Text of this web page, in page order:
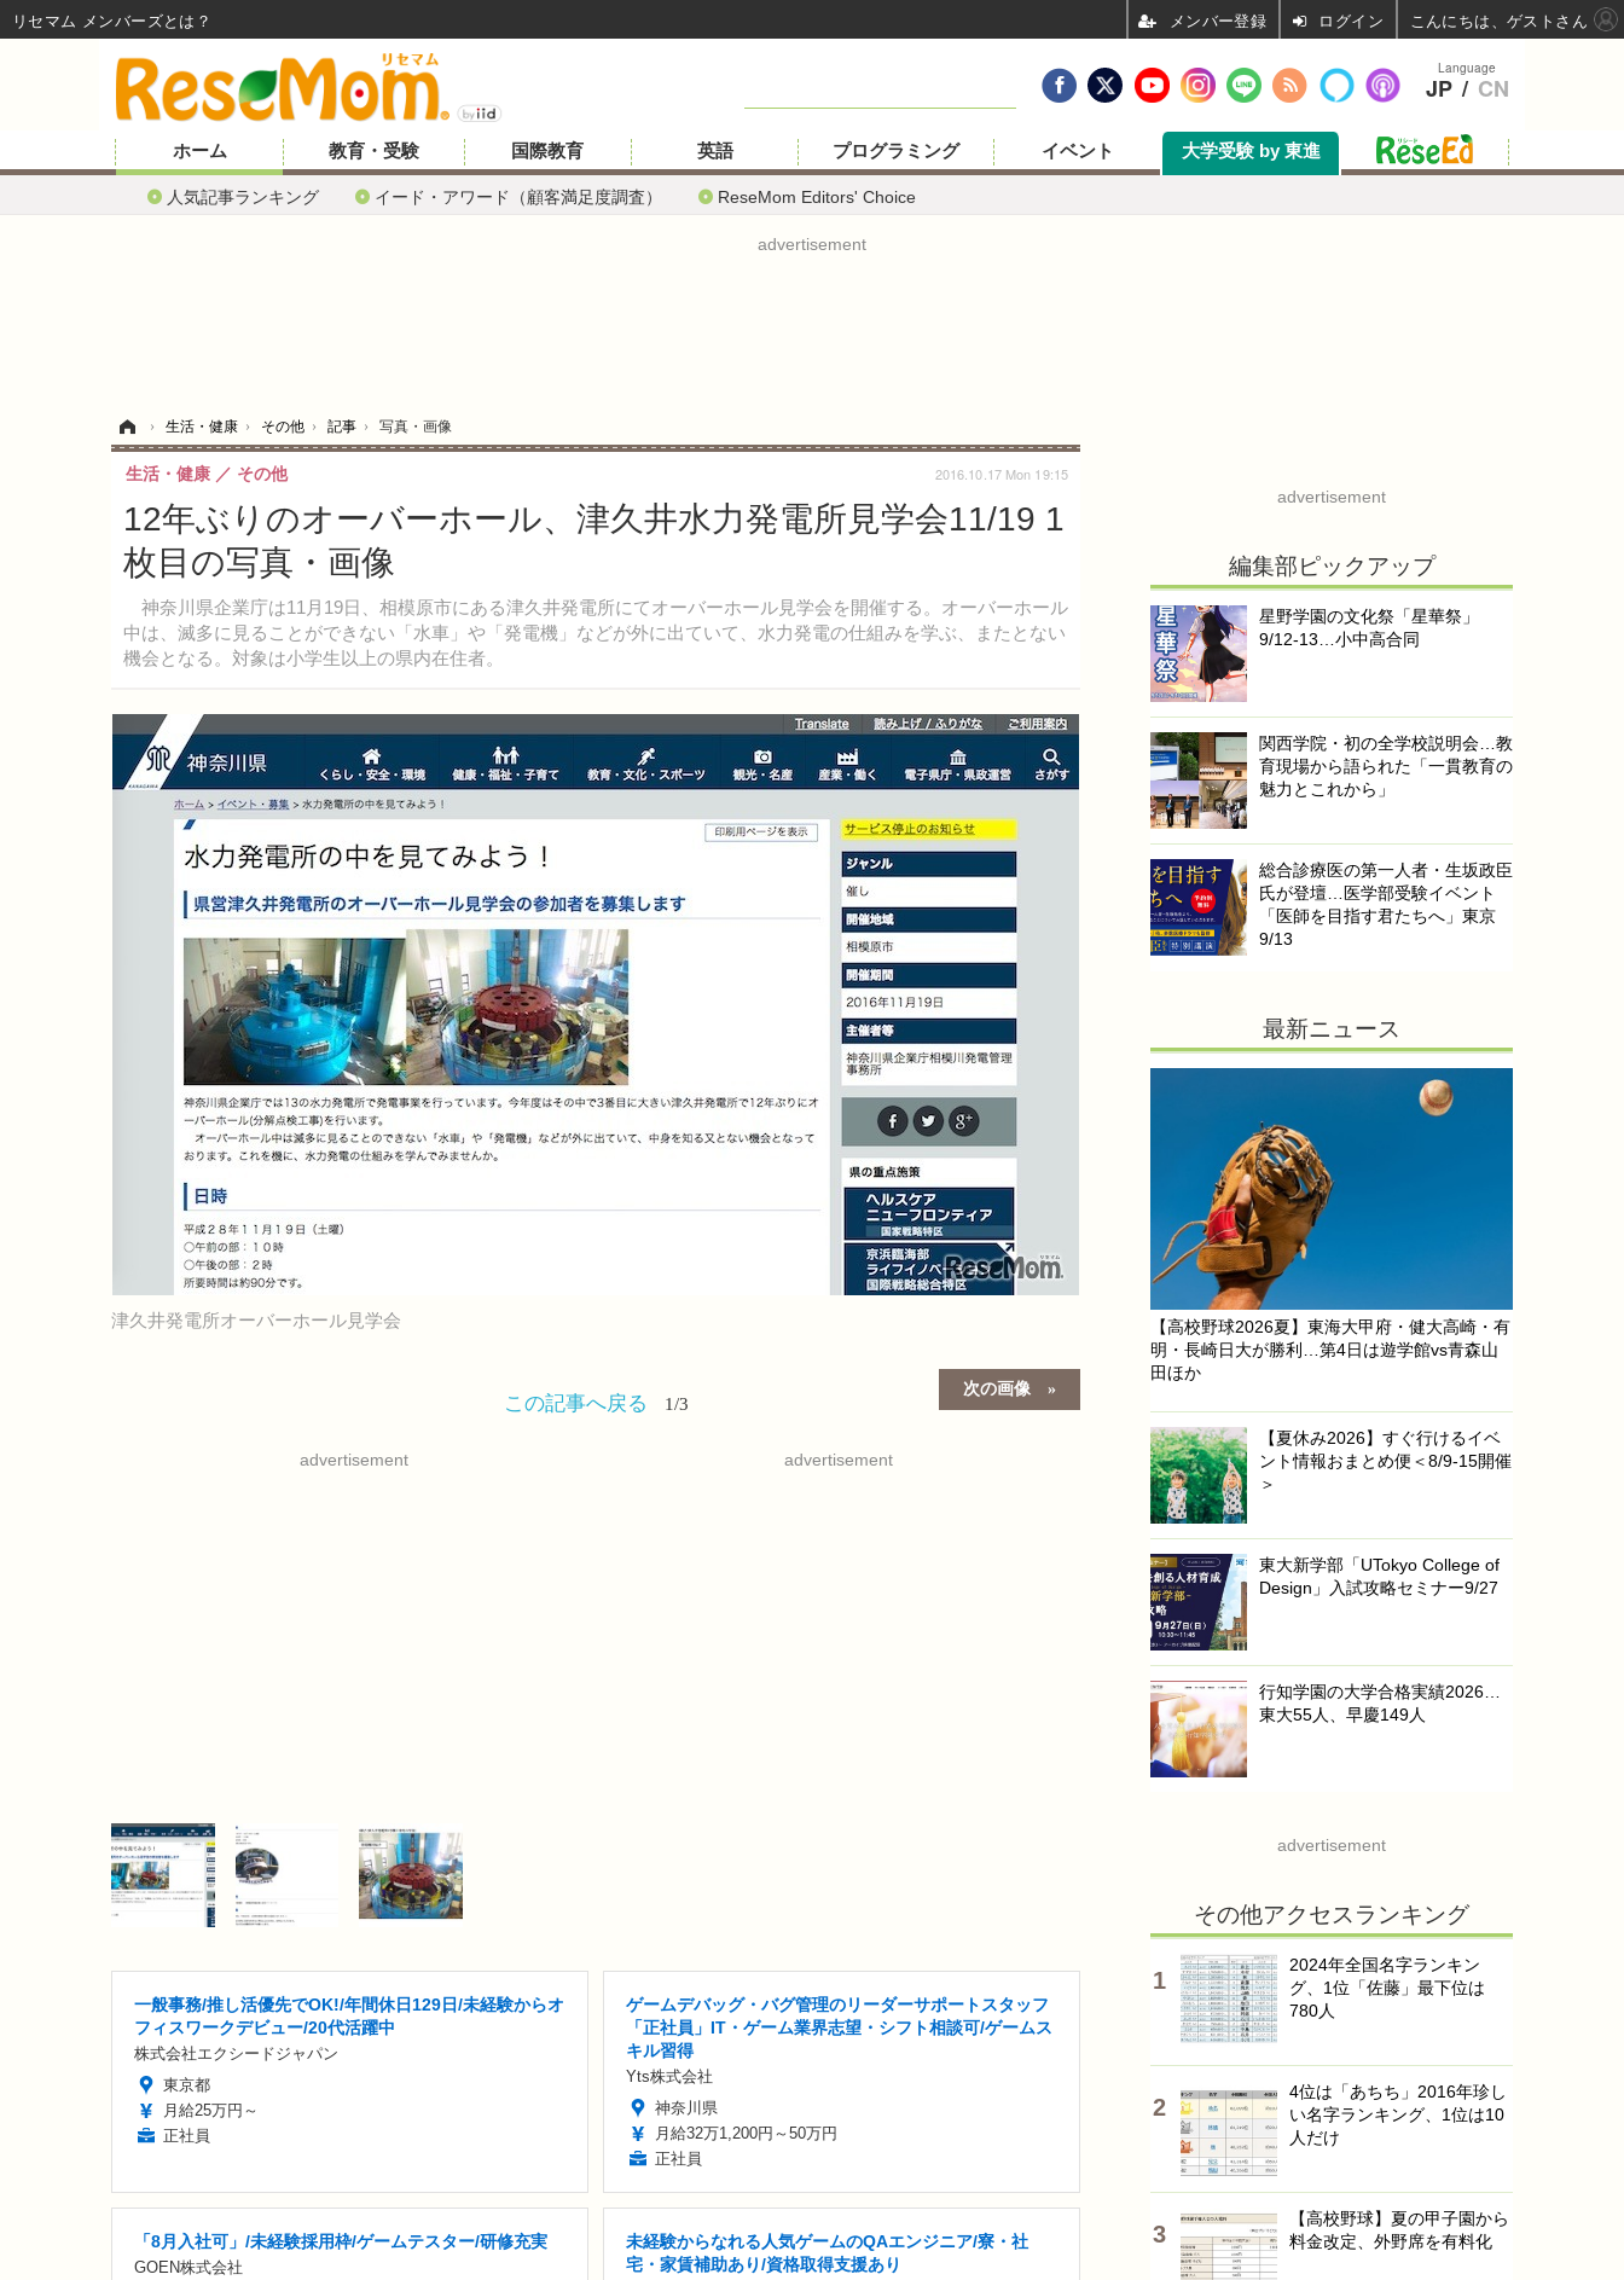
ホーム
人気記事ランキング イード・アワード（顧客満足度調査） ReseMom Editors' Choice
教育・受験 国際教育 英語 プログラミング イベント 大学受験 by 東進
advertisement
› 生活・健康 › その他 › 記事 › 写真・画像
12年ぶりのオーバーホール、津久井水力発電所見学会11/19 1
枚目の写真・画像
神奈川県企業庁は11月19日、相模原市にある津久井発電所にてオーバーホール見学会を開催する。オーバーホール
中は、滅多に見ることができない「水車」や「発電機」などが外に出ていて、水力発電の仕組みを学ぶ、またとない
機会となる。対象は小学生以上の県内在住者。
生活・健康 その他 2016.10.17 Mon 19:15
津久井発電所オーバーホール見学会
次の画像
この記事へ戻る 1/3
advertisement advertisement
一般事務/推し活優先でOK!/年間休日129日/未経験からオ
フィスワークデビュー/20代活躍中
株式会社エクシードジャパン
東京都
月給25万円～
正社員
ゲームデバッグ・バグ管理のリーダーサポートスタッフ
「正社員」IT・ゲーム業界志望・シフト相談可/ゲームス
キル習得
Yts株式会社
神奈川県
月給32万1,200円～50万円
正社員
「8月入社可」/未経験採用枠/ゲームテスター/研修充実
GOEN株式会社
未経験からなれる人気ゲームのQAエンジニア/寮・社
宅・家賃補助あり/資格取得支援あり
advertisement
編集部ピックアップ
星野学園の文化祭「星華祭」
9/12-13…小中高合同
関西学院・初の全学校説明会…教
育現場から語られた「一貫教育の
魅力とこれから」
総合診療医の第一人者・生坂政臣
氏が登壇…医学部受験イベント
「医師を目指す君たちへ」東京
9/13
最新ニュース
【高校野球2026夏】東海大甲府・健大高崎・有
明・長崎日大が勝利…第4日は遊学館vs青森山
田ほか
【夏休み2026】すぐ行けるイベ
ント情報おまとめ便＜8/9-15開催
＞
東大新学部「UTokyo College of
Design」入試攻略セミナー9/27
行知学園の大学合格実績2026…
東大55人、早慶149人
advertisement
その他アクセスランキング
2024年全国名字ランキン
グ、1位「佐藤」最下位は
780人
4位は「あちち」2016年珍し
い名字ランキング、1位は10
人だけ
【高校野球】夏の甲子園から
料金改定、外野席を有料化
Language
JP / CN
リセマム メンバーズ ログイン こんにちは、ゲストさん